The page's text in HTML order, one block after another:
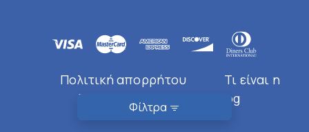
Φίλτρα
Πολιτική απορρήτου
Τι είναι η
Doctor Near You
Blog